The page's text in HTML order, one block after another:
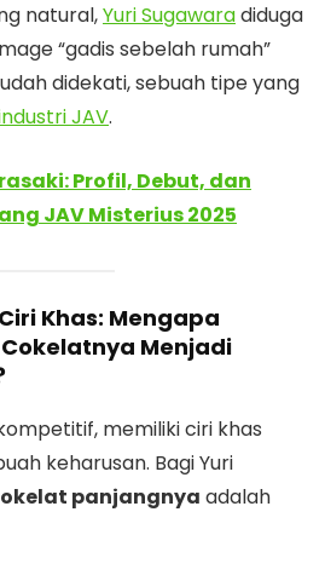
natural,Yuri Sugawaradiduga
“gadis sebelah rumah”
didekati, sebuah tipe yang
JAV.
Profil, Debut, dan
JAV Misterius 2025
Khas: Mengapa
Menjadi
memiliki ciri khas
keharusan. Bagi Yuri
panjangnya adalah